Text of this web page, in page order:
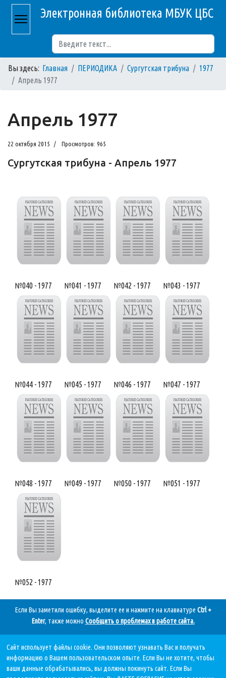
Электронная библиотека МБУК ЦБС
Вы здесь: Главная ПЕРИОДИКА Сургутская трибуна
1977
Апрель 1977
Апрель 1977
22 октября 2015 Просмотров: 965
Сургутская трибуна - Апрель 1977
№040 - 1977 №041 - 1977 №042 - 1977 №043 - 1977
№044 - 1977 №045 - 1977 №046 - 1977 №047 - 1977
№048 - 1977 №049 - 1977 №050 - 1977 №051 - 1977
№052 - 1977
Если Вы заметили ошибку, выделите ее и нажмите на клавиатуре Ctrl +
Enter, также можно Сообщить о проблемах в работе сайта.
Дата последнего обновления:
05.08.2026, в 11 11.
Сайт использует файлы cookie. Они позволяют узнавать Вас и получать
информацию о Вашем пользовательском опыте. Если Вы не хотите, чтобы
ваши данные обрабатывались, вы должны покинуть сайт. Если Вы